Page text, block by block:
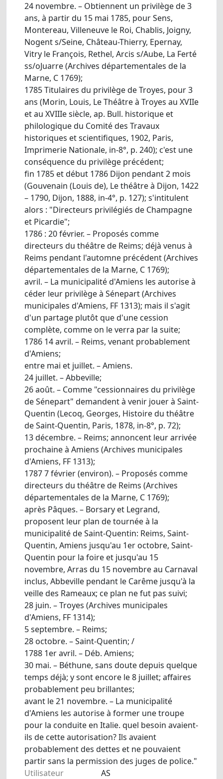
24 novembre. – Obtiennent un privilège de 3
ans, à partir du 15 mai 1785, pour Sens,
Montereau, Villeneuve le Roi, Chablis, Joigny,
Nogent s/Seine, Château-Thierry, Epernay,
Vitry le François, Rethel, Arcis s/Aube, La Ferté
ss/oJuarre (Archives départementales de la
Marne, C 1769);
1785 Titulaires du privilège de Troyes, pour 3
ans (Morin, Louis, Le Théâtre à Troyes au XVIIe
et au XVIIIe siècle, ap. Bull. historique et
philologique du Comité des Travaux
historiques et scientifiques, 1902, Paris,
Imprimerie Nationale, in-8°, p. 240); c'est une
conséquence du privilège précédent;
fin 1785 et début 1786 Dijon pendant 2 mois
(Gouvenain (Louis de), Le théâtre à Dijon, 1422
– 1790, Dijon, 1888, in-4°, p. 127); s'intitulent
alors : "Directeurs privilégiés de Champagne
et Picardie";
1786 : 20 février. – Proposés comme
directeurs du théâtre de Reims; déjà venus à
Reims pendant l'automne précédent (Archives
départementales de la Marne, C 1769);
avril. – La municipalité d'Amiens les autorise à
céder leur privilège à Sénepart (Archives
municipales d'Amiens, FF 1313); mais il s'agit
d'un partage plutôt que d'une cession
complète, comme on le verra par la suite;
1786 14 avril. – Reims, venant probablement
d'Amiens;
entre mai et juillet. – Amiens.
24 juillet. – Abbeville;
26 août. – Comme "cessionnaires du privilège
de Sénepart" demandent à venir jouer à Saint-
Quentin (Lecoq, Georges, Histoire du théâtre
de Saint-Quentin, Paris, 1878, in-8°, p. 72);
13 décembre. – Reims; annoncent leur arrivée
prochaine à Amiens (Archives municipales
d'Amiens, FF 1313);
1787 7 février (environ). – Proposés comme
directeurs du théâtre de Reims (Archives
départementales de la Marne, C 1769);
après Pâques. – Borsary et Legrand,
proposent leur plan de tournée à la
municipalité de Saint-Quentin: Reims, Saint-
Quentin, Amiens jusqu'au 1er octobre, Saint-
Quentin pour la foire et jusqu'au 15
novembre, Arras du 15 novembre au Carnaval
inclus, Abbeville pendant le Carême jusqu'à la
veille des Rameaux; ce plan ne fut pas suivi;
28 juin. – Troyes (Archives municipales
d'Amiens, FF 1314);
5 septembre. – Reims;
28 octobre. – Saint-Quentin; /
1788 1er avril. – Déb. Amiens;
30 mai. – Béthune, sans doute depuis quelque
temps déjà; y sont encore le 8 juillet; affaires
probablement peu brillantes;
avant le 21 novembre. – La municipalité
d'Amiens les autorise à former une troupe
pour la conduite en Italie. quel besoin avaient-
ils de cette autorisation? Ils avaient
probablement des dettes et ne pouvaient
partir sans la permission des juges de police."
Utilisateur
AS